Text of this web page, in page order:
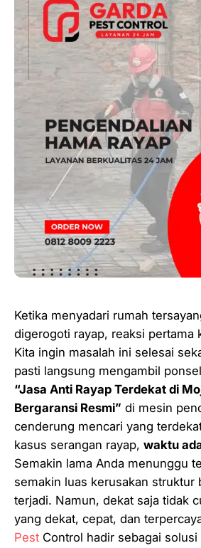
Ketika menyadari rumah
digerogoti rayap, reaksi pertama
Kita ingin masalah ini selesai
pasti langsung mengambil
“Jasa Anti Rayap Terdekat di
Bergaransi Resmi” di mesin
cenderung mencari yang
kasus serangan rayap, waktu
Semakin lama Anda menunggu
semakin luas kerusakan struktur
terjadi. Namun, dekat saja tidak
yang dekat, cepat, dan
Pest Control hadir sebagai